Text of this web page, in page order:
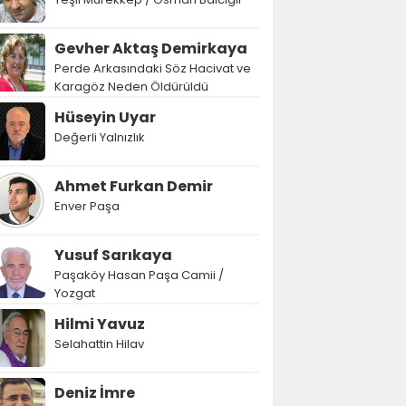
Gevher Aktaş Demirkaya
Perde Arkasındaki Söz Hacivat ve
Karagöz Neden Öldürüldü
Hüseyin Uyar
Değerli Yalnızlık
Ahmet Furkan Demir
Enver Paşa
Yusuf Sarıkaya
Paşaköy Hasan Paşa Camii /
Yozgat
Hilmi Yavuz
Selahattin Hilav
Deniz İmre